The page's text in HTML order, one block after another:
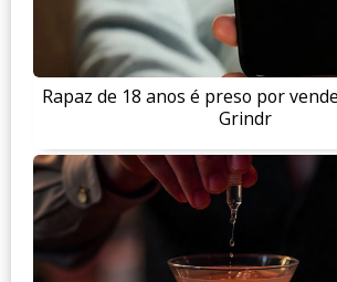
Rapaz de 18 anos é preso por
Grindr